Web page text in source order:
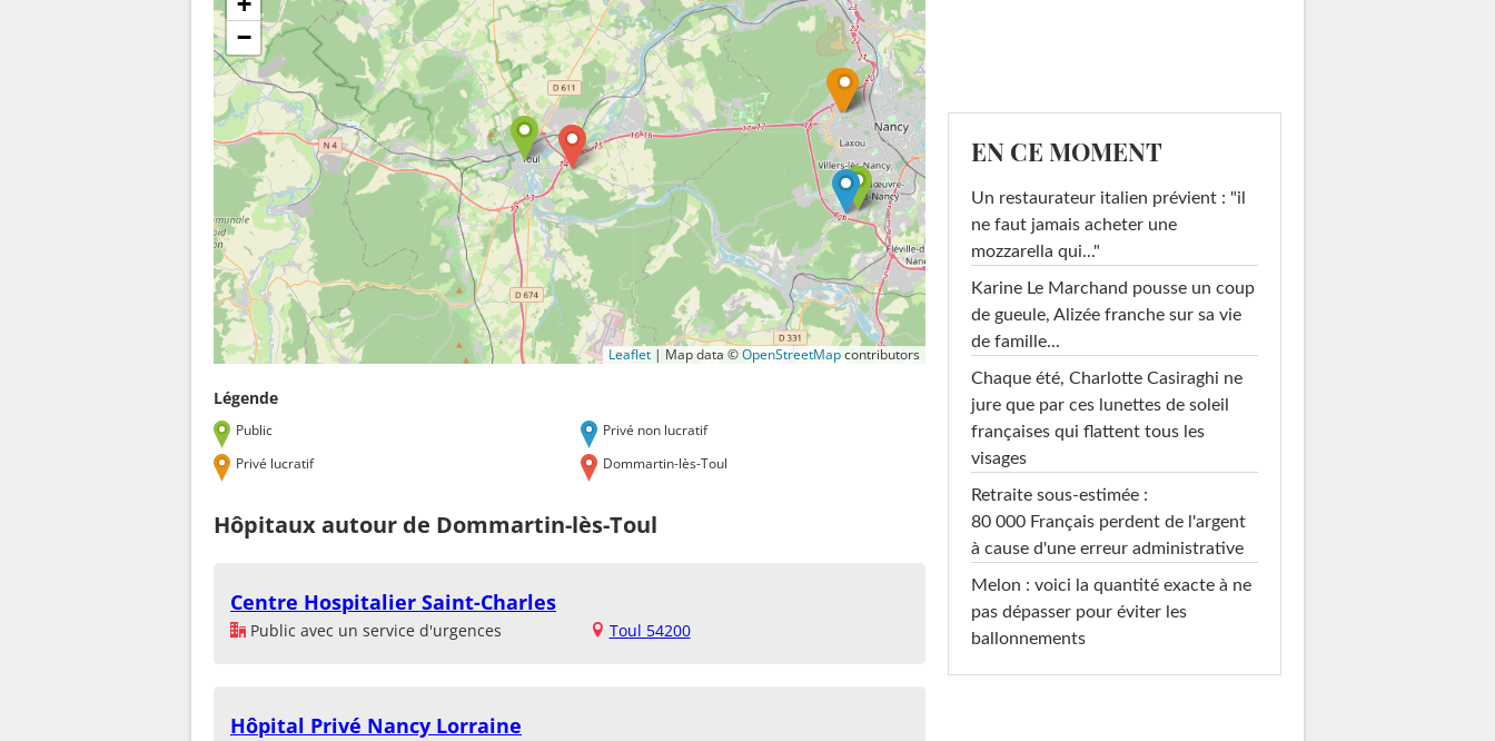
−
Leaflet | Map data ©OpenStreetMapcontributors
Légende
Public
Privé non lucratif
Privé lucratif
Dommartin-lès-Toul
Hôpitaux autour de Dommartin-lès-Toul
Centre Hospitalier Saint-Charles
Public avec un service d'urgences Toul 54200
Hôpital Privé Nancy Lorraine
EN CE MOMENT
Un restaurateur italien prévient : "il
ne faut jamais acheter une
mozzarella qui..."
Karine Le Marchand pousse un coup
de gueule, Alizée franche sur sa vie
de famille...
Chaque été, Charlotte Casiraghi ne
jure que par ces lunettes de soleil
françaises qui flattent tous les
visages
Retraite sous-estimée :
80 000 Français perdent de l'argent
à cause d'une erreur administrative
Melon : voici la quantité exacte à ne
pas dépasser pour éviter les
ballonnements